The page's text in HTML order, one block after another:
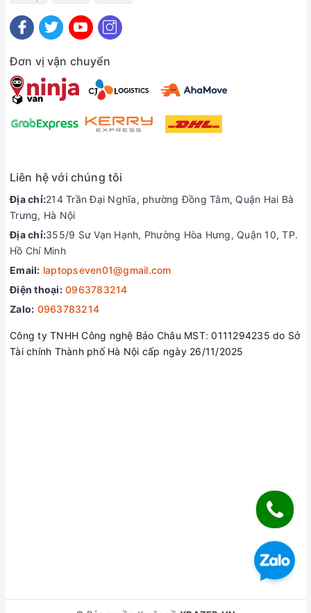
Đơn vị vận chuyển
Liên hệ với chúng tôi
Địa chỉ:214 Trần Đại Nghĩa, phường Đồng Tâm, Quận Hai Bà
Trưng, Hà Nội
Địa chỉ:355/9 Sư Vạn Hạnh, Phường Hòa Hưng, Quận 10, TP.
Hồ Chí Minh
Email: laptopseven01@gmail.com
Điện thoại: 0963783214
Zalo: 0963783214
Công ty TNHH Công nghệ Bảo Châu MST: 0111294235 do Sở
Tài chính Thành phố Hà Nội cấp ngày 26/11/2025